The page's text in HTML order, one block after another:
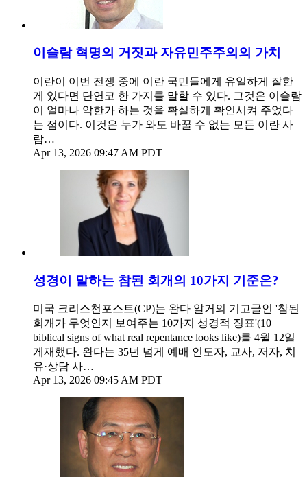
이슬람 혁명의 거짓과 자유민주주의의 가치
이란이 이번 전쟁 중에 이란 국민들에게 유일하게 잘한
게 있다면 단연코 한 가지를 말할 수 있다. 그것은 이슬람
이 얼마나 악한가 하는 것을 확실하게 확인시켜 주었다
는 점이다. 이것은 누가 와도 바꿀 수 없는 모든 이란 사
람…
Apr 13, 2026 09:47 AM PDT
성경이 말하는 참된 회개의 10가지 기준은?
미국 크리스천포스트(CP)는 완다 알거의 기고글인 '참된
회개가 무엇인지 보여주는 10가지 성경적 징표'(10
biblical signs of what real repentance looks like)를 4월 12일
게재했다. 완다는 35년 넘게 예배 인도자, 교사, 저자, 치
유·상담 사…
Apr 13, 2026 09:45 AM PDT